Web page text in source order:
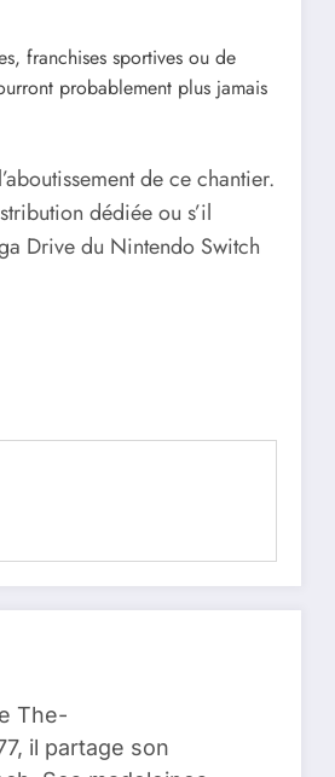
franchises sportives ou de
probablement plus jamais
de ce chantier.
dédiée ou s’il
Drive du Nintendo Switch
The-
il partage son